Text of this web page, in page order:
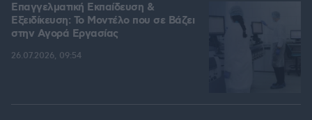
Επαγγελματική Εκπαίδευση &
Εξειδίκευση: Το Mοντέλο που σε Bάζει
στην Aγορά Eργασίας
26.07.2026, 09:54